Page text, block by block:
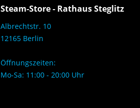
Steam-Store - Rathaus Steglitz
Albrechtstr. 10
12165 Berlin
Öffnungszeiten:
Mo-Sa: 11:00 - 20:00 Uhr